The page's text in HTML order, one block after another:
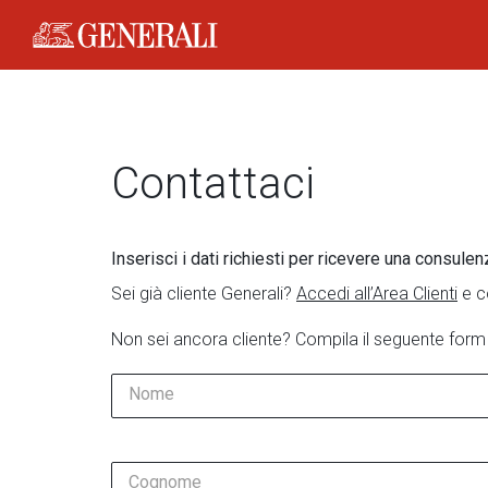
Generali Logo
Contattaci
Inserisci i dati richiesti per ricevere una
Sei già cliente Generali? Accedi all’Area Clienti e
Non sei ancora cliente? Compila il seguente form
Nome
Cognome